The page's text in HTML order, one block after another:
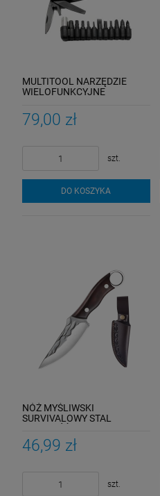
MULTITOOL NARZĘDZIE
WIELOFUNKCYJNE
TURYSTYCZNY 11w1
79,00 zł
szt.
DO KOSZYKA
NÓŻ MYŚLIWSKI
SURVIVALOWY STAL
SKÓRZANY POKROWIEC
KEMPING
46,99 zł
szt.